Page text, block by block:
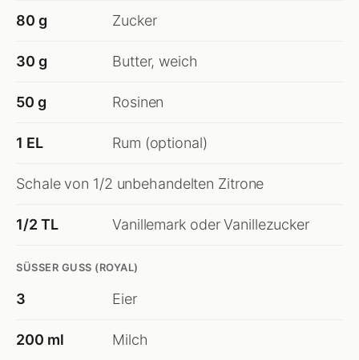
80 g Zucker
30 g Butter, weich
50 g Rosinen
1 EL Rum (optional)
Schale von 1/2 unbehandelten Zitrone
1/2 TL Vanillemark oder Vanillezucker
SÜSSER GUSS (ROYAL)
3 Eier
200 ml Milch